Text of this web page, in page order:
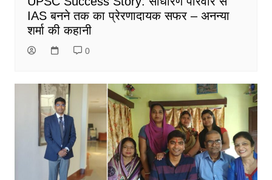
IAS बनने तक का प्रेरणादायक सफर – अनन्या
शर्मा की कहानी
0